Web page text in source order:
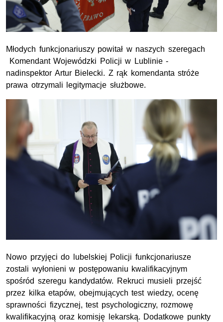
Młodych funkcjonariuszy powitał w naszych szeregach
Komendant Wojewódzki Policji w Lublinie -
nadinspektor Artur Bielecki. Z rąk komendanta stróże
prawa otrzymali legitymacje służbowe.
Nowo przyjęci do lubelskiej Policji funkcjonariusze
zostali wyłonieni w postępowaniu kwalifikacyjnym
spośród szeregu kandydatów. Rekruci musieli przejść
przez kilka etapów, obejmujących test wiedzy, ocenę
sprawności fizycznej, test psychologiczny, rozmowę
kwalifikacyjną oraz komisję lekarską. Dodatkowe punkty